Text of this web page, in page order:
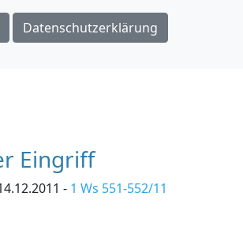
Datenschutzerklärung
Eingriff
- 1 Ws 551-552/11